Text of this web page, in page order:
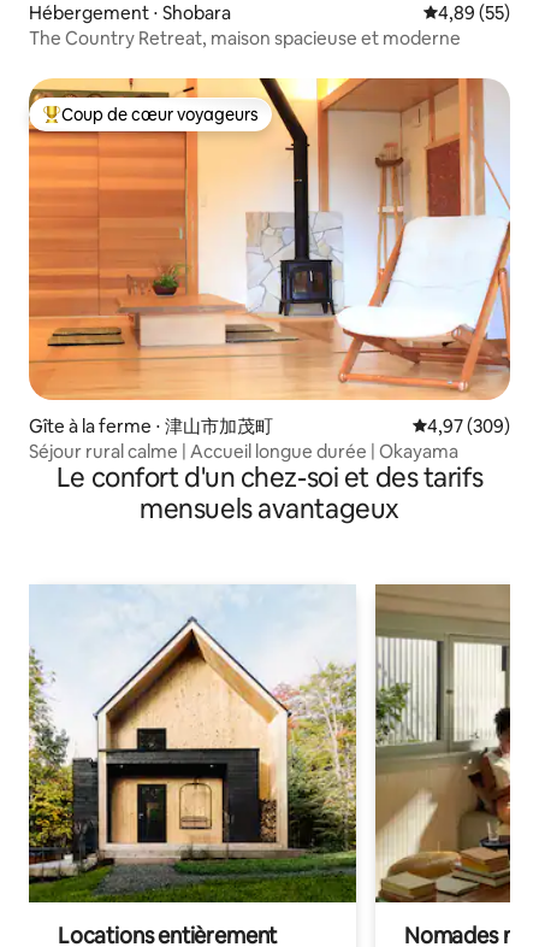
Hébergement ⋅ Shobara Évaluation
4,89 (55)
The Country Retreat, maison spacieuse et moderne
Coups de cœur voyageurs les plus appréciés
Coup de cœur voyageurs
Gîte à la ferme ⋅ 津山市加茂町 Évaluation
4,97 (309)
Séjour rural calme | Accueil longue durée | Okayama
Le confort d'un chez-soi et des tarifs
mensuels avantageux
Locations entièrement Nomades